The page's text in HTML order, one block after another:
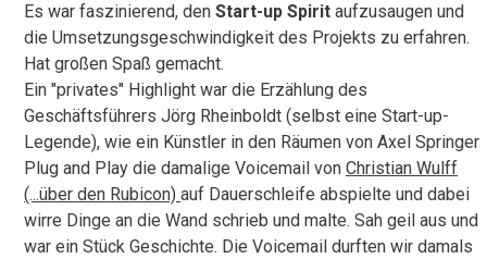
Es war faszinierend, den Start-up Spirit aufzusaugen und
die Umsetzungsgeschwindigkeit des Projekts zu erfahren.
Hat großen Spaß gemacht.
Ein "privates" Highlight war die Erzählung des
Geschäftsführers Jörg Rheinboldt (selbst eine Start-up-
Legende), wie ein Künstler in den Räumen von Axel Springer
Plug and Play die damalige Voicemail von Christian Wulff
(...über den Rubicon) auf Dauerschleife abspielte und dabei
wirre Dinge an die Wand schrieb und malte. Sah geil aus und
war ein Stück Geschichte. Die Voicemail durften wir damals